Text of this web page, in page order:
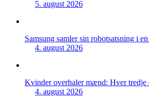
5. august 2026
Samsung samler sin robotsatsning i
4. august 2026
Kvinder overhaler mænd: Hver tredje
4. august 2026